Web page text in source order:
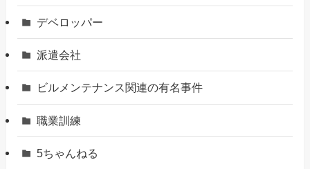
デベロッパー
派遣会社
ビルメンテナンス関連の有名事件
職業訓練
5ちゃんねる